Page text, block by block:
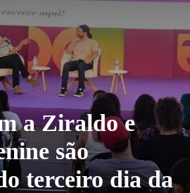
a Ziraldo e
são
terceiro dia da